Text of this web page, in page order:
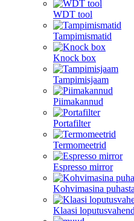
WDT tool
Tampimismatid
Knock box
Tampimisjaam
Piimakannud
Portafilter
Termomeetrid
Espresso mirror
Kohvimasina
Klaasi loputusvahend